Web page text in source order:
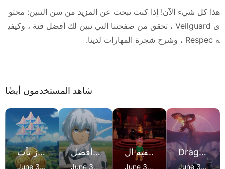
هذا كل شيء الآن! إذا كنت تبحث عن المزيد من سن التنين: محتو
ى Veilguard ، تحقق من صفحتنا التي تبين لك أفضل فئة ، وكيفي
ة Respec ، وشرح شجرة المهارات لدينا.
شاهد المستخدمون أيضًا
رموز تأث
ير Gen
June 3,
أفضل
5 تعديلا
June 3,
كيفية ال
فوز في
June 3,
Drago
n Age
June 3,